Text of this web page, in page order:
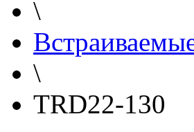
\
\
TRD22-130